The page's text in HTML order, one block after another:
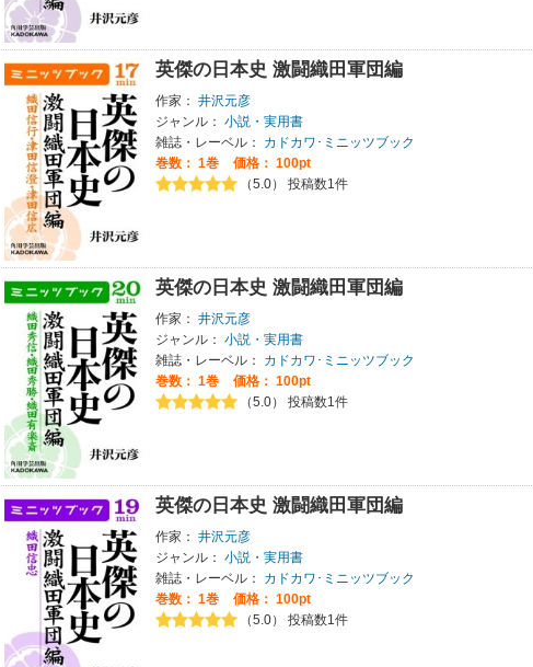
英傑の日本史 激闘織田軍団編
作家： 井沢元彦
ジャンル： 小説・実用書
雑誌・レーベル：
カドカワ･ミニッツブック
巻数： 1巻
価格： 100pt
（5.0） 投稿数1件
英傑の日本史 激闘織田軍団編
作家： 井沢元彦
ジャンル： 小説・実用書
雑誌・レーベル：
カドカワ･ミニッツブック
巻数： 1巻
価格： 100pt
（5.0） 投稿数1件
英傑の日本史 激闘織田軍団編
作家： 井沢元彦
ジャンル： 小説・実用書
雑誌・レーベル：
カドカワ･ミニッツブック
巻数： 1巻
価格： 100pt
（5.0） 投稿数1件